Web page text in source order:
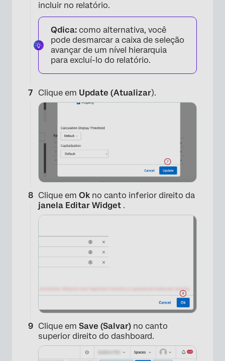
incluir no relatório.
Qdica: como alternativa, você
pode desmarcar a caixa de seleção
avançar de um nível hierarquia
para excluí-lo do relatório.
Clique em Update (Atualizar).
Clique em Ok no canto inferior direito da
janela Editar Widget .
Clique em Save (Salvar) no canto
superior direito do dashboard.